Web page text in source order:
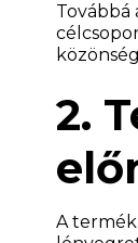
Továbbá
2.
A